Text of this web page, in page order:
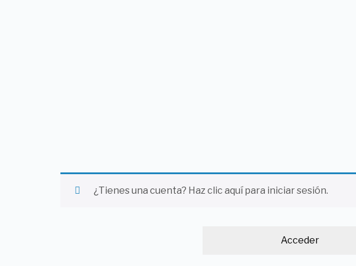
¿Tienes una cuenta? Haz clic aquí para iniciar sesión.
Acceder